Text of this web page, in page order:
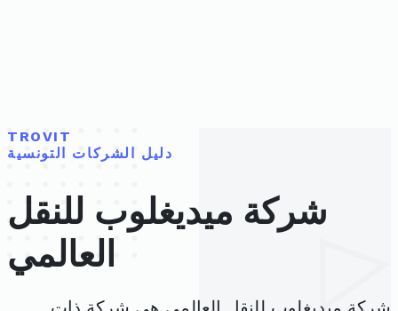
TROVIT
دليل الشركات التونسية
شركة ميديغلوب للنقل
العالمي